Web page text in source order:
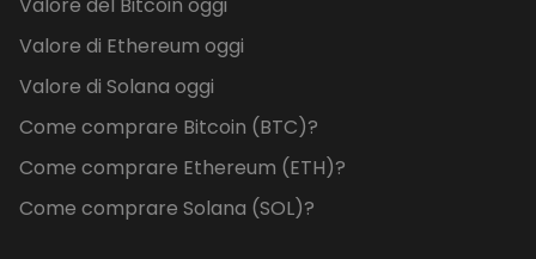
Valore di Ethereum oggi
Valore di Solana oggi
Come comprare Bitcoin (BTC)?
Come comprare Ethereum (ETH)?
Come comprare Solana (SOL)?